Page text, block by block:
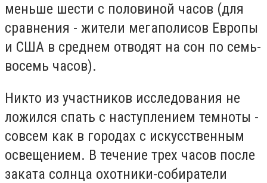
меньше шести с половиной часов (для
сравнения - жители мегаполисов Европы
и США в среднем отводят на сон по семь-
восемь часов).
Никто из участников исследования не
ложился спать с наступлением темноты -
совсем как в городах с искусственным
освещением. В течение трех часов после
заката солнца охотники-собиратели